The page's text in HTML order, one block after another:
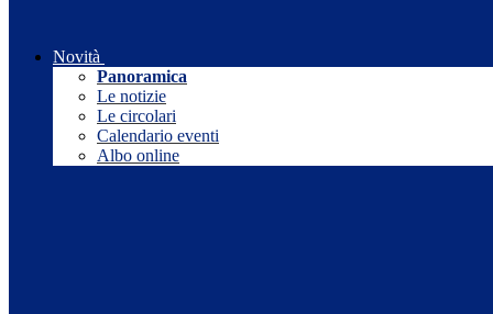
Novità
Panoramica
Le notizie
Le circolari
Calendario eventi
Albo online